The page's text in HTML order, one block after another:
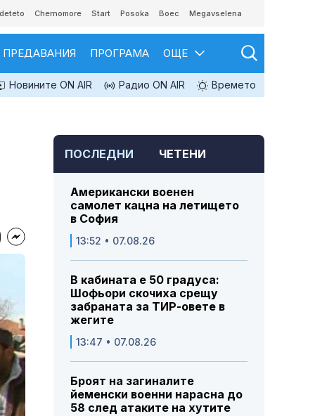
Chernomore Start Posoka Boec Megavselena
ПРЕДАВАНИЯ ПРОГРАМА ОЩЕ
Новините ON AIR Радио ON AIR Времето
ПОСЛЕДНИ ЧЕТЕНИ
Американски военен
самолет кацна на летището
в София
13:52 • 07.08.26
В кабината е 50 градуса:
Шофьори скочиха срещу
забраната за ТИР-овете в
жегите
13:47 • 07.08.26
Броят на загиналите
йеменски военни нарасна до
58 след атаките на хутите